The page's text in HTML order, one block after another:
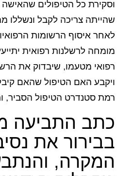
וסקירת כל הטיפולים שהאישה
שהייתה צריכה לקבל ונשללו
לאחר איסוף הרשומות
מומחה לרשלנות רפואית
רפואי מטעמו, שיבדוק את
ויקבע האם הטיפול שהאם
רמת סטנדרט הטיפול הסביר,
כתב התביעה
בבירור את
המקרה,